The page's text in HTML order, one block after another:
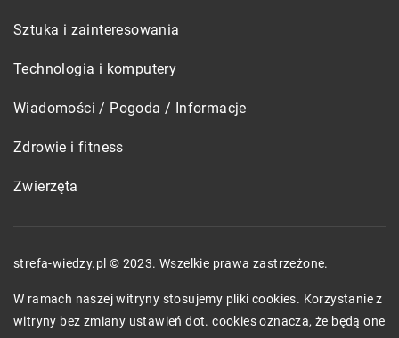
Sztuka i zainteresowania
Technologia i komputery
Wiadomości / Pogoda / Informacje
Zdrowie i fitness
Zwierzęta
strefa-wiedzy.pl © 2023. Wszelkie prawa zastrzeżone.
W ramach naszej witryny stosujemy pliki cookies. Korzystanie z
witryny bez zmiany ustawień dot. cookies oznacza, że będą one